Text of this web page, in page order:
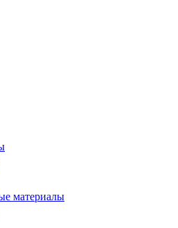
материалы